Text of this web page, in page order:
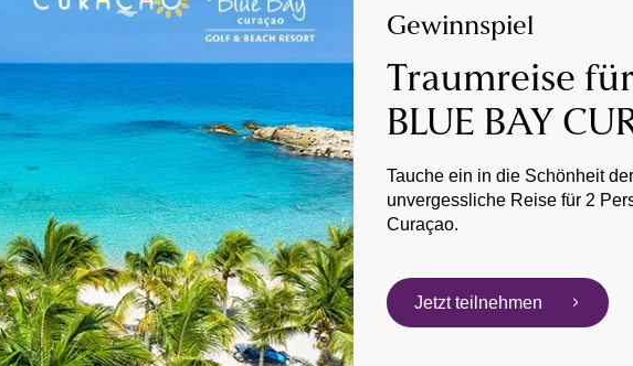
Gewinnspiel
Traumreise
BLUE BAY
Tauche ein in die Schönheit
unvergessliche Reise für 2
Curaçao.
Jetzt teilnehmen